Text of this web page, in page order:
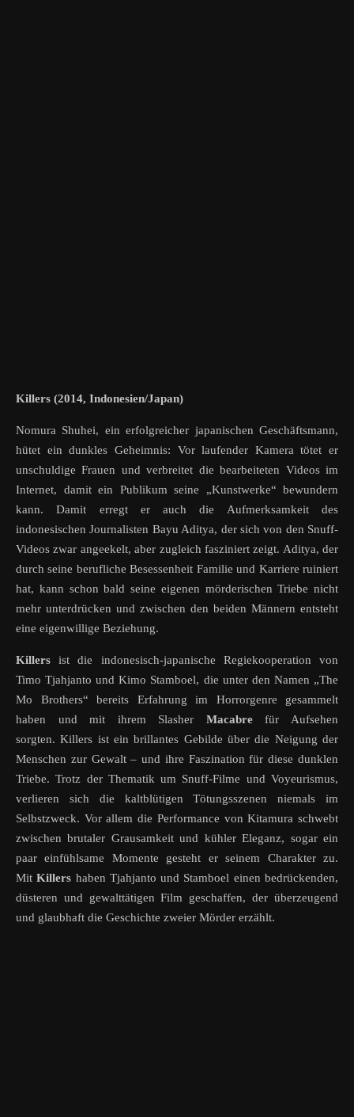
Killers (2014, Indonesien/Japan)
Nomura Shuhei, ein erfolgreicher japanischen Geschäftsmann,
hütet ein dunkles Geheimnis: Vor laufender Kamera tötet er
unschuldige Frauen und verbreitet die bearbeiteten Videos im
Internet, damit ein Publikum seine „Kunstwerke“ bewundern
kann. Damit erregt er auch die Aufmerksamkeit des
indonesischen Journalisten Bayu Aditya, der sich von den Snuff-
Videos zwar angeekelt, aber zugleich fasziniert zeigt. Aditya, der
durch seine berufliche Besessenheit Familie und Karriere ruiniert
hat, kann schon bald seine eigenen mörderischen Triebe nicht
mehr unterdrücken und zwischen den beiden Männern entsteht
eine eigenwillige Beziehung.
Killers ist die indonesisch-japanische Regiekooperation von
Timo Tjahjanto und Kimo Stamboel, die unter den Namen „The
Mo Brothers“ bereits Erfahrung im Horrorgenre gesammelt
haben und mit ihrem Slasher Macabrefür Aufsehen
sorgten. Killers ist ein brillantes Gebilde über die Neigung der
Menschen zur Gewalt – und ihre Faszination für diese dunklen
Triebe. Trotz der Thematik um Snuff-Filme und Voyeurismus,
verlieren sich die kaltblütigen Tötungsszenen niemals im
Selbstzweck. Vor allem die Performance von Kitamura schwebt
zwischen brutaler Grausamkeit und kühler Eleganz, sogar ein
paar einfühlsame Momente gesteht er seinem Charakter zu.
MitKillers haben Tjahjanto und Stamboel einen bedrückenden,
düsteren und gewalttätigen Film geschaffen, der überzeugend
und glaubhaft die Geschichte zweier Mörder erzählt.